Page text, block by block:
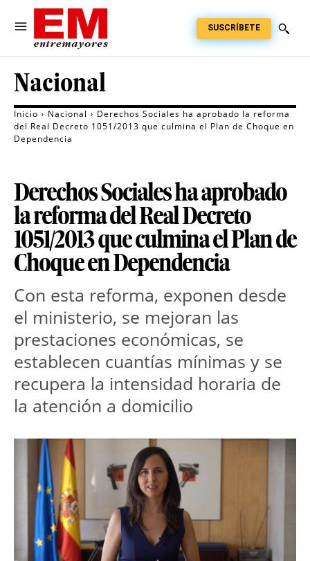
SUSCRÍBETE
Nacional
Inicio Nacional
Derechos Sociales ha aprobado la reforma
del Real Decreto 1051/2013 que culmina el Plan de Choque en
Dependencia
Derechos Sociales ha aprobado
la reforma del Real Decreto
1051/2013 que culmina el Plan de
Choque en Dependencia
Con esta reforma, exponen desde
el ministerio, se mejoran las
prestaciones económicas, se
establecen cuantías mínimas y se
recupera la intensidad horaria de
la atención a domicilio